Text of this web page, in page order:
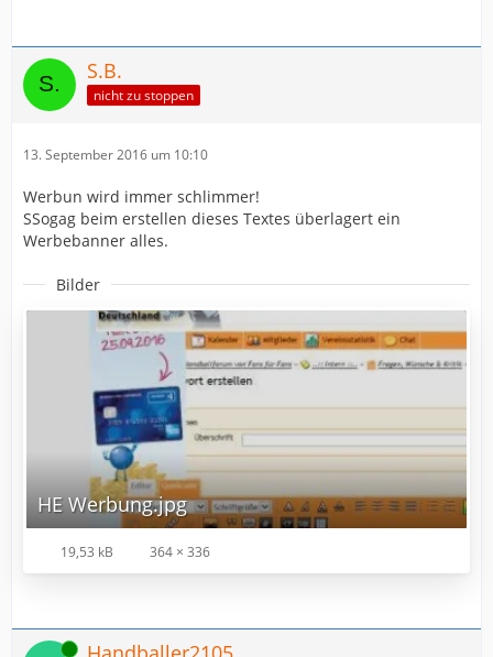
S.B.
nicht zu stoppen
13. September 2016 um 10:10
Werbun wird immer schlimmer!
SSogag beim erstellen dieses Textes überlagert ein
Werbebanner alles.
Bilder
HE Werbung.jpg
19,53 kB 364 × 336
Online